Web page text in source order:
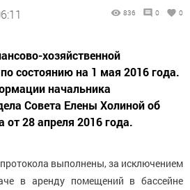
836 0 0
хозяйственной
состоянию на 1 мая 2016 года.
начальника
Совета Елены Холиной об
от 28 апреля 2016 года.
выполнены, за исключением
в аренду помещений в бассейне